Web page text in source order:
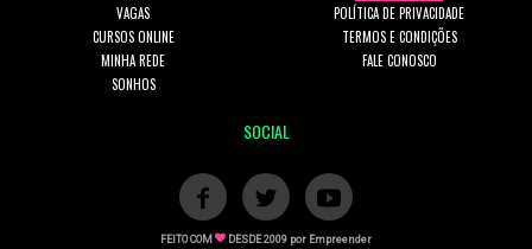
VAGAS
CURSOS ONLINE
MINHA REDE
SONHOS
POLÍTICA DE PRIVACIDADE
TERMOS E CONDIÇÕES
FALE CONOSCO
SOCIAL
FEITO COM DESDE 2009 por Empreender